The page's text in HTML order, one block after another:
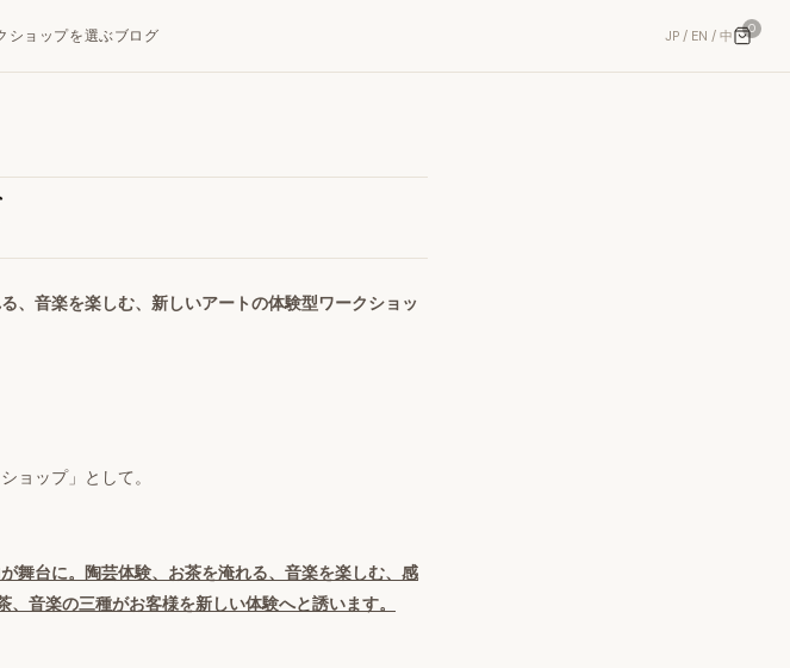
ショップを選ぶブログ JP / EN / 中 0
、音楽を楽しむ、新しいアートの体験型ワークショッ
ョップ」として。
舞台に。陶芸体験、お茶を淹れる、音楽を楽しむ、感
、音楽の三種がお客様を新しい体験へと誘います。